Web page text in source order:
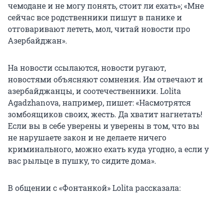
чемодане и не могу понять, стоит ли ехать»; «Мне
сейчас все родственники пишут в панике и
отговаривают лететь, мол, читай новости про
Азербайджан».
На новости ссылаются, новости ругают,
новостями объясняют сомнения. Им отвечают и
азербайджанцы, и соотечественники. Lolita
Agadzhanova, например, пишет: «Насмотрятся
зомбоящиков своих, жесть. Да хватит нагнетать!
Если вы в себе уверены и уверены в том, что вы
не нарушаете закон и не делаете ничего
криминального, можно ехать куда угодно, а если у
вас рыльце в пушку, то сидите дома».
В общении с «Фонтанкой» Lolita рассказала: